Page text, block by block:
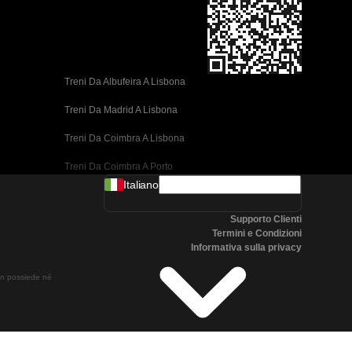
Treni Da Albufeira A Lisbona
Treni Da Madrid A Lisbona
Treni Da Coimbra A Lisbona
Treni Da Coimbra A Porto
Treni Da Valencia A Barcellona
Treni Da Malaga A Madrid
possiede né
Italiano
Supporto Clienti
Termini e Condizioni
Informativa sulla privacy